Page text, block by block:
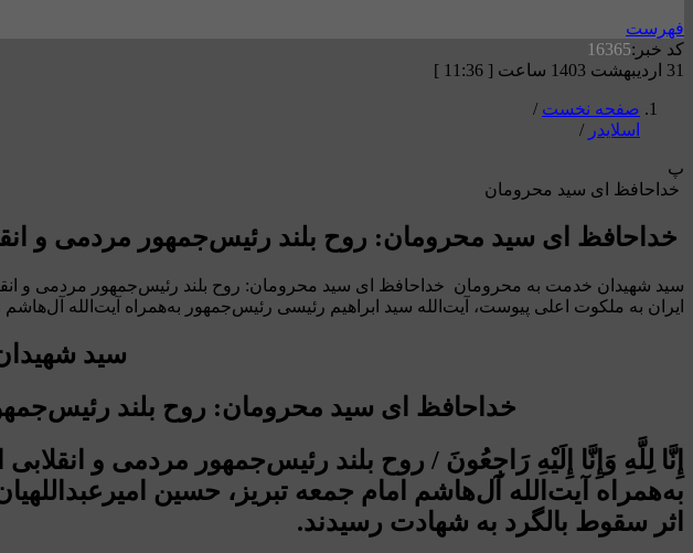
فهرست
کد خبر:16365
31 اردیبهشت 1403 ساعت [ 11:36 ]
صفحه نخست /
اسلایدر /
پ
خداحافظ ای سید محرومان
خداحافظ ای سید محرومان: روح بلند رئیس‌جمهور مردمی و
سید شهیدان خدمت به محرومان خداحافظ ای سید محرومان: روح بلند رئیس‌جمهور مردمی و
ایران به ملکوت اعلی پیوست، آیت‌الله سید ابراهیم رئیسی رئیس‌جمهور به‌همراه آیت‌الله
سید
خداحافظ ای سید محرومان: روح بلند
إِنَّا لِلَّهِ وَإِنَّا إِلَیْهِ رَاجِعُونَ / روح بلند رئیس‌جمهور مردمی و
به‌همراه آیت‌الله آل‌هاشم امام جمعه تبریز، حسین
اثر سقوط بالگرد به شهادت رسیدند.